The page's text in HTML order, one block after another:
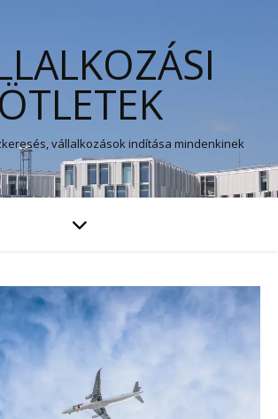
ÖTLETEK
vállalkozások indítása mindenkinek